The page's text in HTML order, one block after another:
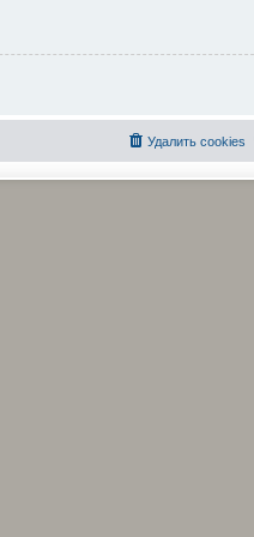
Удалить cookies